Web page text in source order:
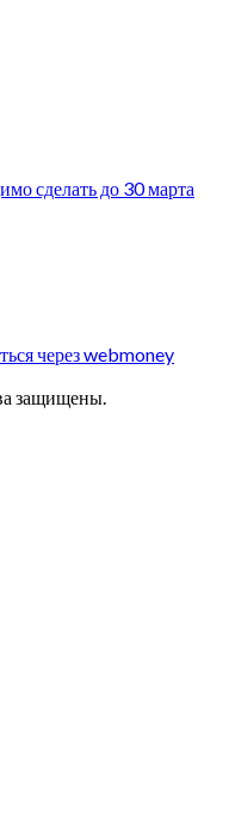
сделать до 30 марта
через webmoney
защищены.